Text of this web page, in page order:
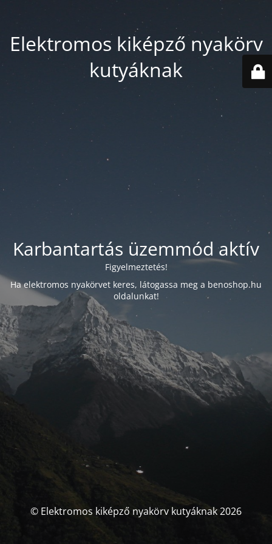
Elektromos kiképző nyakörv
kutyáknak
Karbantartás üzemmód aktív
Figyelmeztetés!
Ha elektromos nyakörvet keres, látogassa meg a benoshop.hu
oldalunkat!
© Elektromos kiképző nyakörv kutyáknak 2026